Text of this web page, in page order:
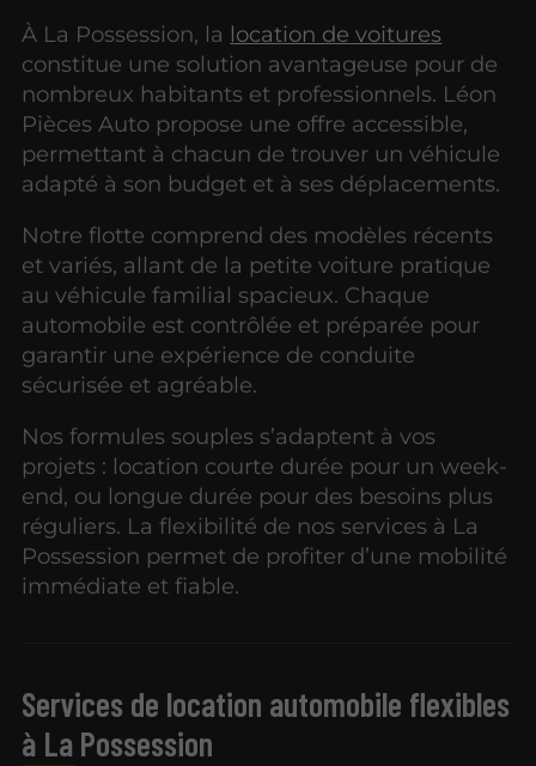
À La Possession, la location de voitures
constitue une solution avantageuse pour de
nombreux habitants et professionnels. Léon
Pièces Auto propose une offre accessible,
permettant à chacun de trouver un véhicule
adapté à son budget et à ses déplacements.
Notre flotte comprend des modèles récents
et variés, allant de la petite voiture pratique
au véhicule familial spacieux. Chaque
automobile est contrôlée et préparée pour
garantir une expérience de conduite
sécurisée et agréable.
Nos formules souples s’adaptent à vos
projets : location courte durée pour un week-
end, ou longue durée pour des besoins plus
réguliers. La flexibilité de nos services à La
Possession permet de profiter d’une mobilité
immédiate et fiable.
Services de location automobile flexibles
à La Possession